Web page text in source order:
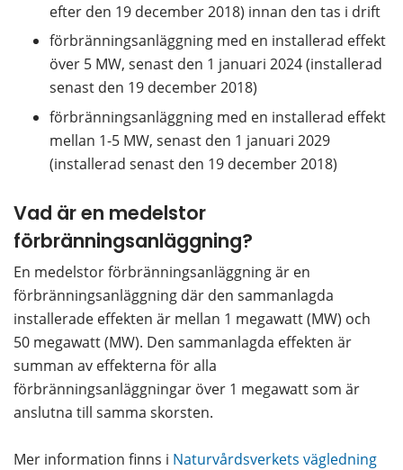
efter den 19 december 2018) innan den tas i drift
förbränningsanläggning med en installerad effekt
över 5 MW, senast den 1 januari 2024 (installerad
senast den 19 december 2018)
förbränningsanläggning med en installerad effekt
mellan 1-5 MW, senast den 1 januari 2029
(installerad senast den 19 december 2018)
Vad är en medelstor
förbränningsanläggning?
En medelstor förbränningsanläggning är en
förbränningsanläggning där den sammanlagda
installerade effekten är mellan 1 megawatt (MW) och
50 megawatt (MW). Den sammanlagda effekten är
summan av effekterna för alla
förbränningsanläggningar över 1 megawatt som är
anslutna till samma skorsten.
Mer information finns i Naturvårdsverkets vägledning